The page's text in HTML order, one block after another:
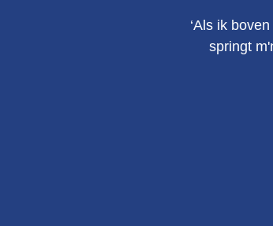
‘Als ik
springt